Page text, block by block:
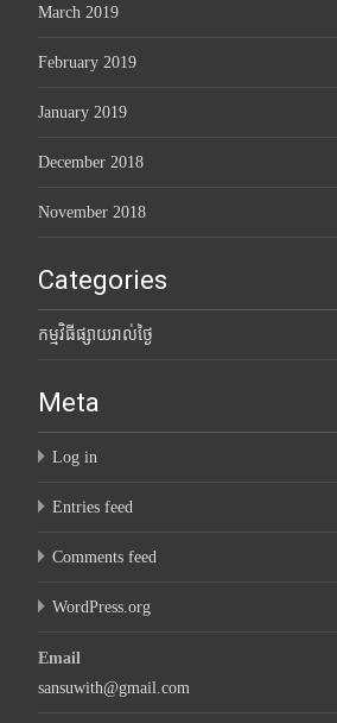
March 2019
February 2019
January 2019
December 2018
November 2018
Categories
កម្មវិធីផ្សាយរាល់ថ្ងៃ
Meta
Log in
Entries feed
Comments feed
WordPress.org
Email
sansuwith@gmail.com